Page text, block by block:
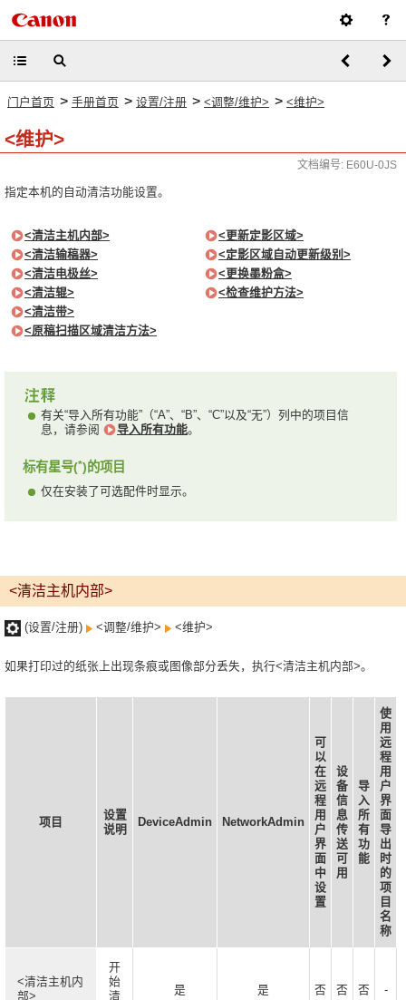
门户首页 > 手册首页 > 设置/注册 > <调整/维护> > <维护>
<维护>
文档编号: E60U-0JS
指定本机的自动清洁功能设置。
<清洁主机内部>
<清洁输稿器>
<清洁电极丝>
<清洁辊>
<清洁带>
<原稿扫描区域清洁方法>
<更新定影区域>
<定影区域自动更新级别>
<更换墨粉盒>
<检查维护方法>
有关“导入所有功能”（“A”、“B”、“C”以及“无”）列中的项目信
息，请参阅
导入所有功能。
标有星号(*)的项目
仅在安装了可选配件时显示。
<清洁主机内部>
(设置/注册) <调整/维护> <维护>
如果打印过的纸张上出现条痕或图像部分丢失，执行<清洁主机内部>。
项目
设置
说明
DeviceAdmin NetworkAdmin
可
以
在
远
程
用
户
界
面
中
设
置
设
备
信
息
传
送
可
用
导
入
所
有
功
能
使
用
远
程
用
户
界
面
导
出
时
的
项
目
名
称
<清洁主机内
部>
开
始
清
是 是 否 否 否 -